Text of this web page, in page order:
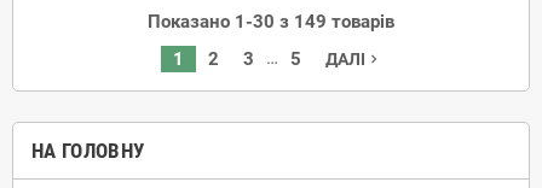
НА ГОЛОВНУ
Показано 1-30 з 149 товарів
1
2 3 … 5 ДАЛІ navigate_next